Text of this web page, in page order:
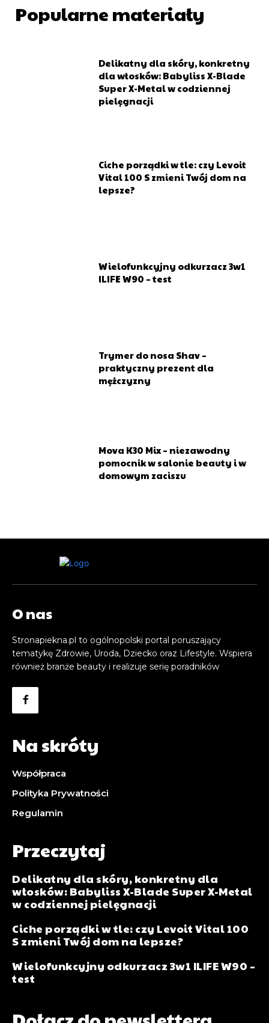
Popularne materiały
Delikatny dla skóry, konkretny
dla włosków: Babyliss X-Blade
Super X-Metal w codziennej
pielęgnacji
Ciche porządki w tle: czy Levoit
Vital 100 S zmieni Twój dom na
lepsze?
Wielofunkcyjny odkurzacz 3w1
ILIFE W90 – test
Trymer do nosa Shav –
praktyczny prezent dla
mężczyzny
Mova K30 Mix – niezawodny
pomocnik w salonie beauty i w
domowym zaciszu
O nas
Stronapiekna.pl to ogólnopolski portal poruszający
tematykę Zdrowie, Uroda, Dziecko oraz Lifestyle. Wspiera
również branże beauty i realizuje serię poradników
Na skróty
Współpraca
Polityka Prywatności
Regulamin
Przeczytaj
Delikatny dla skóry, konkretny dla
włosków: Babyliss X-Blade Super X-Metal
w codziennej pielęgnacji
Ciche porządki w tle: czy Levoit Vital 100
S zmieni Twój dom na lepsze?
Wielofunkcyjny odkurzacz 3w1 ILIFE W90 –
test